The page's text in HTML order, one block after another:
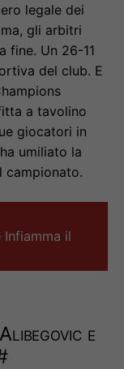
legale dei
gli arbitri
fine. Un 26-11
del club. E
a tavolino
giocatori in
umiliato la
campionato.
Infiamma il
e